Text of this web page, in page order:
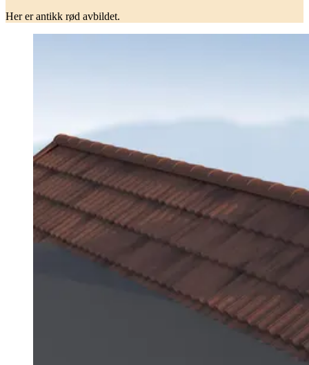
Her er antikk rød avbildet.